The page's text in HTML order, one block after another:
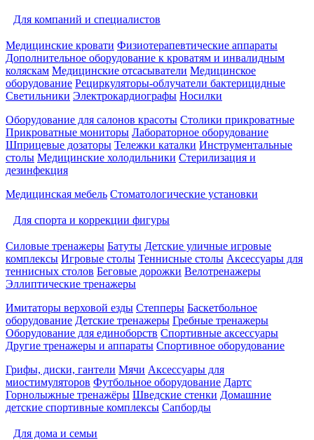
Для компаний и специалистов
Медицинские кровати Физиотерапевтические аппараты
Дополнительное оборудование к кроватям и инвалидным
коляскам Медицинские отсасыватели Медицинское
оборудование Рециркуляторы-облучатели бактерицидные
Светильники Электрокардиографы Носилки
Оборудование для салонов красоты Столики прикроватные
Прикроватные мониторы Лабораторное оборудование
Шприцевые дозаторы Тележки каталки Инструментальные
столы Медицинские холодильники Стерилизация и
дезинфекция
Медицинская мебель Стоматологические установки
Для спорта и коррекции фигуры
Силовые тренажеры Батуты Детские уличные игровые
комплексы Игровые столы Теннисные столы Аксессуары для
теннисных столов Беговые дорожки Велотренажеры
Эллиптические тренажеры
Имитаторы верховой езды Степперы Баскетбольное
оборудование Детские тренажеры Гребные тренажеры
Оборудование для единоборств Спортивные аксессуары
Другие тренажеры и аппараты Спортивное оборудование
Грифы, диски, гантели Мячи Аксессуары для
миостимуляторов Футбольное оборудование Дартс
Горнолыжные тренажёры Шведские стенки Домашние
детские спортивные комплексы Сапборды
Для дома и семьи